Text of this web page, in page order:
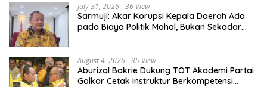
July 31, 2026 36 View
Sarmuji: Akar Korupsi Kepala Daerah Ada
pada Biaya Politik Mahal, Bukan Sekadar
August 4, 2026 35 View
Aburizal Bakrie Dukung TOT Akademi Partai
Golkar Cetak Instruktur Berkompetensi